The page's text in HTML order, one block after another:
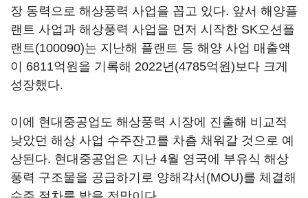
장 동력으로 해상풍력 사업을 꼽고 있다. 앞서 해양플
랜트 사업과 해상풍력 사업을 먼저 시작한 SK오션플
랜트(100090)는 지난해 플랜트 등 해양 사업 매출액
이 6811억원을 기록해 2022년(4785억원)보다 크게
성장했다.
이에 현대중공업도 해상풍력 시장에 진출해 비교적
낮았던 해상 사업 수주잔고를 차츰 채워갈 것으로 예
상된다. 현대중공업은 지난 4월 영국에 부유식 해상
풍력 구조물을 공급하기로 양해각서(MOU)를 체결해